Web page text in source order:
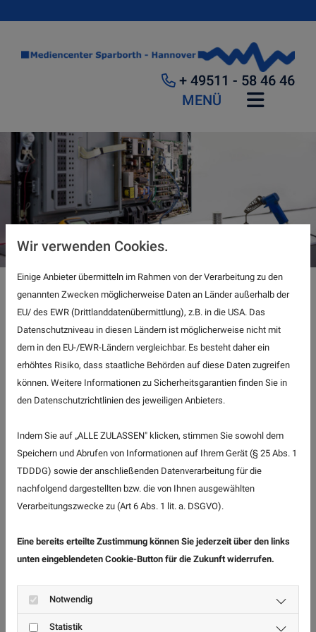
+ 49511 - 58 46 46
MENÜ
TV-Geräte-Reparatur und weitere
Unterhaltungselekronik
sind Sie bei uns genau richtig.
Wir verwenden Cookies.
Einige Anbieter übermitteln im Rahmen von der Verarbeitung zu den
genannten Zwecken möglicherweise Daten an Länder außerhalb der
EU/ des EWR (Drittlanddatenübermittlung), z.B. in die USA. Das
Datenschutzniveau in diesen Ländern ist möglicherweise nicht mit
dem in den EU-/EWR-Ländern vergleichbar. Es besteht daher ein
erhöhtes Risiko, dass staatliche Behörden auf diese Daten zugreifen
können. Weitere Informationen zu Sicherheitsgarantien finden Sie in
den Datenschutzrichtlinien des jeweiligen Anbieters.
Indem Sie auf „ALLE ZULASSEN" klicken, stimmen Sie sowohl dem
Speichern und Abrufen von Informationen auf Ihrem Gerät (§ 25 Abs. 1
TDDDG) sowie der anschließenden Datenverarbeitung für die
nachfolgend dargestellten bzw. die von Ihnen ausgewählten
Verarbeitungszwecke zu (Art 6 Abs. 1 lit. a. DSGVO).
Eine bereits erteilte Zustimmung können Sie jederzeit über den links
unten eingeblendeten Cookie-Button für die Zukunft widerrufen.
Notwendig
Statistik